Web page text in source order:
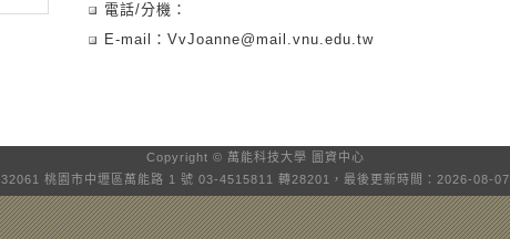
電話/分機：
E-mail： VvJoanne@mail.vnu.edu.tw
Copyright © 萬能科技大學 圖資中心
32061 桃園市中壢區萬能路 1 號 03-4515811 轉28201，最後更新時間：2026-08-07